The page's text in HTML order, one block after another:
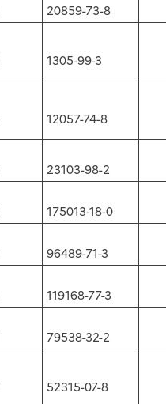
20859-73-8
1305-99-3
12057-74-8
23103-98-2
175013-18-0
96489-71-3
119168-77-3
79538-32-2
52315-07-8